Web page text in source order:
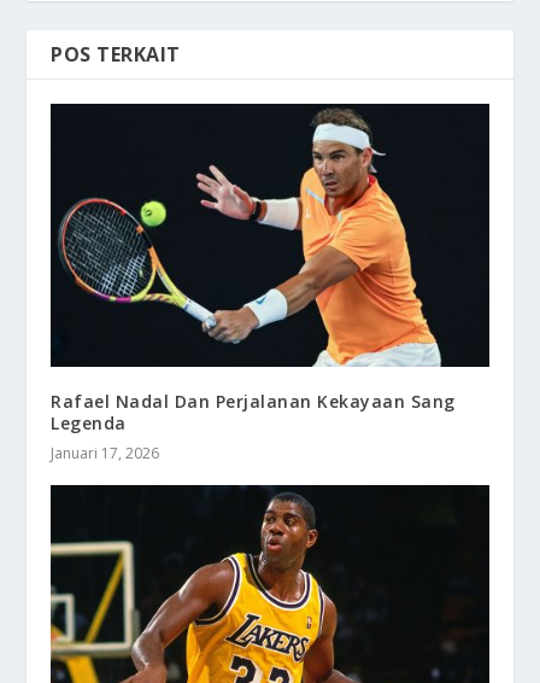
POS TERKAIT
Rafael Nadal Dan Perjalanan Kekayaan Sang
Legenda
Januari 17, 2026